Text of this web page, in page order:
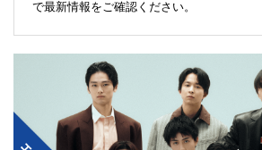
で最新情報をご確認ください。